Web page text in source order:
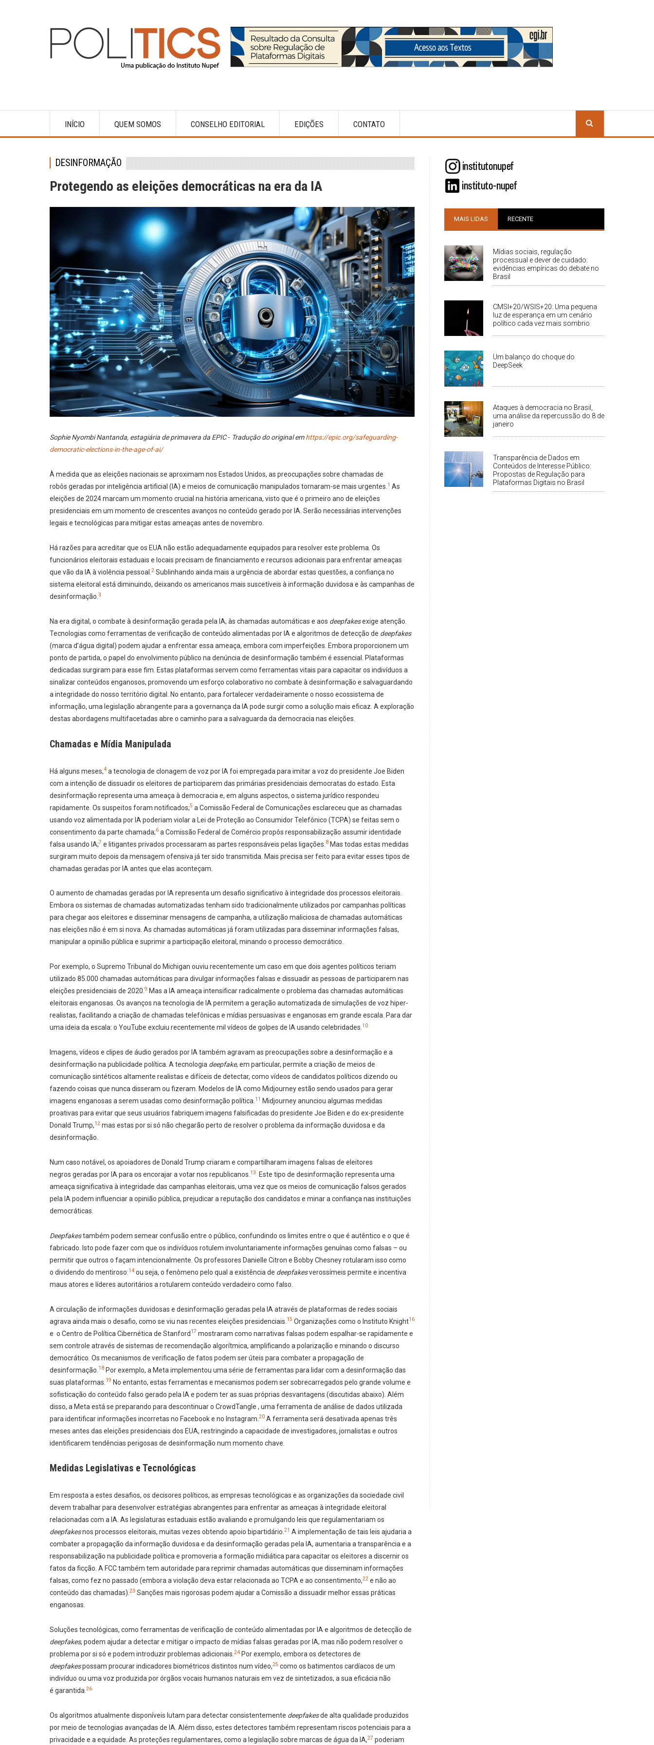
Main
navigation
INÍCIO QUEM SOMOS CONSELHO EDITORIAL EDIÇÕES CONTATO
DESINFORMAÇÃO
Protegendo as eleições democráticas na era da IA
Sophie Nyombi Nantanda, estagiária de primavera da EPIC- Tradução do original emhttps://epic.org/safeguarding-
democratic-elections-in-the-age-of-ai/
À medida que as eleições nacionais se aproximam nos Estados Unidos, as preocupações sobre chamadas de
robôs geradas por inteligência artificial (IA) e meios de comunicação manipulados tornaram-se mais urgentes. 1 As
eleições de 2024 marcam um momento crucial na história americana, visto que é o primeiro ano de eleições
presidenciais em um momento de crescentes avanços no conteúdo gerado por IA. Serão necessárias intervenções
legais e tecnológicas para mitigar estas ameaças antes de novembro.
Há razões para acreditar que os EUA não estão adequadamente equipados para resolver este problema. Os
funcionários eleitorais estaduais e locais precisam de financiamento e recursos adicionais para enfrentar ameaças
que vão da IA à violência pessoal. 2 Sublinhando ainda mais a urgência de abordar estas questões, a confiança no
sistema eleitoral está diminuindo, deixando os americanos mais suscetíveis à informação duvidosa e às campanhas de
desinformação. 3
Na era digital, o combate à desinformação gerada pela IA, às chamadas automáticas e aos deepfakesexige atenção.
Tecnologias como ferramentas de verificação de conteúdo alimentadas por IA e algoritmos de detecção de deepfakes
(marca d’água digital) podem ajudar a enfrentar essa ameaça, embora com imperfeições. Embora proporcionem um
ponto de partida, o papel do envolvimento público na denúncia de desinformação também é essencial. Plataformas
dedicadas surgiram para esse fim. Estas plataformas servem como ferramentas vitais para capacitar os indivíduos a
sinalizar conteúdos enganosos, promovendo um esforço colaborativo no combate à desinformação e salvaguardando
a integridade do nosso território digital. No entanto, para fortalecer verdadeiramente o nosso ecossistema de
informação, uma legislação abrangente para a governança da IA pode surgir como a solução mais eficaz. A exploração
destas abordagens multifacetadas abre o caminho para a salvaguarda da democracia nas eleições.
Chamadas e Mídia Manipulada
Há alguns meses,4 a tecnologia de clonagem de voz por IA foi empregada para imitar a voz do presidente Joe Biden
com a intenção de dissuadir os eleitores de participarem das primárias presidenciais democratas do estado. Esta
desinformação representa uma ameaça à democracia e, em alguns aspectos, o sistema jurídico respondeu
rapidamente. Os suspeitos foram notificados;5 a Comissão Federal de Comunicações esclareceu que as chamadas
usando voz alimentada por IA poderiam violar a Lei de Proteção ao Consumidor Telefônico (TCPA) se feitas sem o
consentimento da parte chamada;6 a Comissão Federal de Comércio propôs responsabilização assumir identidade
falsa usando IA;7 e litigantes privados processaram as partes responsáveis pelas ligações. 8 Mas todas estas medidas
surgiram muito depois da mensagem ofensiva já ter sido transmitida. Mais precisa ser feito para evitar esses tipos de
chamadas geradas por IA antes que elas aconteçam.
O aumento de chamadas geradas por IA representa um desafio significativo à integridade dos processos eleitorais.
Embora os sistemas de chamadas automatizadas tenham sido tradicionalmente utilizados por campanhas políticas
para chegar aos eleitores e disseminar mensagens de campanha, a utilização maliciosa de chamadas automáticas
nas eleições não é em si nova. As chamadas automáticas já foram utilizadas para disseminar informações falsas,
manipular a opinião pública e suprimir a participação eleitoral, minando o processo democrático.
Por exemplo, o Supremo Tribunal do Michigan ouviu recentemente um caso em que dois agentes políticos teriam
utilizado 85.000 chamadas automáticas para divulgar informações falsas e dissuadir as pessoas de participarem nas
eleições presidenciais de 2020.9 Mas a IA ameaça intensificar radicalmente o problema das chamadas automáticas
eleitorais enganosas. Os avanços na tecnologia de IA permitem a geração automatizada de simulações de voz hiper-
realistas, facilitando a criação de chamadas telefônicas e mídias persuasivas e enganosas em grande escala. Para dar
uma ideia da escala: o YouTube excluiu recentemente mil vídeos de golpes de IA usando celebridades.10
Imagens, vídeos e clipes de áudio gerados por IA também agravam as preocupações sobre a desinformação e a
desinformação na publicidade política. A tecnologia deepfake, em particular, permite a criação de meios de
comunicação sintéticos altamente realistas e difíceis de detectar, como vídeos de candidatos políticos dizendo ou
fazendo coisas que nunca disseram ou fizeram. Modelos de IA como Midjourney estão sendo usados para gerar
imagens enganosas a serem usadas como desinformação política. 11 Midjourney anunciou algumas medidas
proativas para evitar que seus usuários fabriquem imagens falsificadas do presidente Joe Biden e do ex-presidente
Donald Trump,12 mas estas por si só não chegarão perto de resolver o problema da informação duvidosa e da
desinformação.
Num caso notável, os apoiadores de Donald Trump criaram e compartilharam imagens falsas de eleitores
negros geradas por IA para os encorajar a votar nos republicanos. 13
Este tipo de desinformação representa uma
ameaça significativa à integridade das campanhas eleitorais, uma vez que os meios de comunicação falsos gerados
pela IA podem influenciar a opinião pública, prejudicar a reputação dos candidatos e minar a confiança nas instituições
democráticas.
Deepfakestambém podem semear confusão entre o público, confundindo os limites entre o que é autêntico e o que é
fabricado. Isto pode fazer com que os indivíduos rotulem involuntariamente informações genuínas como falsas – ou
permitir que outros o façam intencionalmente. Os professores Danielle Citron e Bobby Chesney rotularam isso como
o dividendo do mentiroso:14 ou seja, o fenômeno pelo qual a existência de deepfakesverossímeis permite e incentiva
maus atores e líderes autoritários a rotularem conteúdo verdadeiro como falso.
A circulação de informações duvidosas e desinformação geradas pela IA através de plataformas de redes sociais
agrava ainda mais o desafio, como se viu nas recentes eleições presidenciais. 15 Organizações como o Instituto Knight16
e o Centro de Política Cibernética de Stanford 17 mostraram como narrativas falsas podem espalhar-se rapidamente e
sem controle através de sistemas de recomendação algorítmica, amplificando a polarização e minando o discurso
democrático. Os mecanismos de verificação de fatos podem ser úteis para combater a propagação de
desinformação. 18 Por exemplo, a Meta implementou uma série de ferramentas para lidar com a desinformação das
suas plataformas. 19 No entanto, estas ferramentas e mecanismos podem ser sobrecarregados pelo grande volume e
sofisticação do conteúdo falso gerado pela IA e podem ter as suas próprias desvantagens (discutidas abaixo). Além
disso, a Meta está se preparando para descontinuar o CrowdTangle , uma ferramenta de análise de dados utilizada
para identificar informações incorretas no Facebook e no Instagram. 20 A ferramenta será desativada apenas três
meses antes das eleições presidenciais dos EUA, restringindo a capacidade de investigadores, jornalistas e outros
identificarem tendências perigosas de desinformação num momento chave.
Medidas Legislativas e Tecnológicas
Em resposta a estes desafios, os decisores políticos, as empresas tecnológicas e as organizações da sociedade civil
devem trabalhar para desenvolver estratégias abrangentes para enfrentar as ameaças à integridade eleitoral
relacionadas com a IA. As legislaturas estaduais estão avaliando e promulgando leis que regulamentariam os
deepfakesnos processos eleitorais, muitas vezes obtendo apoio bipartidário.21 A implementação de tais leis ajudaria a
combater a propagação da informação duvidosa e da desinformação geradas pela IA, aumentaria a transparência e a
responsabilização na publicidade política e promoveria a formação midiática para capacitar os eleitores a discernir os
fatos da ficção. A FCC também tem autoridade para reprimir chamadas automáticas que disseminam informações
falsas, como fez no passado (embora a violação deva estar relacionada ao TCPA e ao consentimento,22 e não ao
conteúdo das chamadas).23 Sanções mais rigorosas podem ajudar a Comissão a dissuadir melhor essas práticas
enganosas.
Soluções tecnológicas, como ferramentas de verificação de conteúdo alimentadas por IA e algoritmos de detecção de
deepfakes, podem ajudar a detectar e mitigar o impacto de mídias falsas geradas por IA, mas não podem resolver o
problema por si só e podem introduzir problemas adicionais.24 Por exemplo, embora os detectores de
deepfakespossam procurar indicadores biométricos distintos num vídeo,25 como os batimentos cardíacos de um
indivíduo ou uma voz produzida por órgãos vocais humanos naturais em vez de sintetizados, a sua eficácia não
é garantida.26
Os algoritmos atualmente disponíveis lutam para detectar consistentemente deepfakesde alta qualidade produzidos
por meio de tecnologias avançadas de IA. Além disso, estes detectores também representam riscos potenciais para a
privacidade e a equidade. As proteções regulamentares, como a legislação sobre marcas de água da IA,27 poderiam
MAIS LIDAS RECENTE
Mídias sociais, regulação
processual e dever de cuidado:
evidências empíricas do debate no
Brasil
CMSI+20/WSIS+20: Uma pequena
luz de esperança em um cenário
político cada vez mais sombrio
Um balanço do choque do
DeepSeek
Ataques à democracia no Brasil,
uma análise da repercussão do 8 de
janeiro
Transparência de Dados em
Conteúdos de Interesse Público:
Propostas de Regulação para
Plataformas Digitais no Brasil